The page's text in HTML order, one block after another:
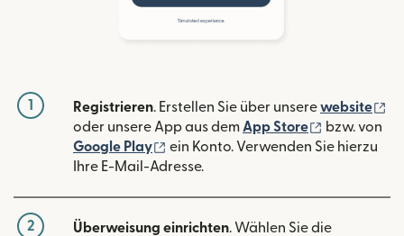
1 Registrieren. Erstellen Sie über unserewebsite
oder unsere App aus dem App Store (wird in
bzw. von
Google Play
(wird in einem neuen Fenster
ein Konto. Verwenden Sie hierzu
Ihre E-Mail-Adresse.
2 Überweisung einrichten. Wählen Sie die